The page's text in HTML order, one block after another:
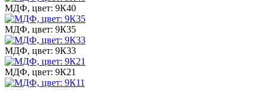
МДФ, цвет: 9К40
МДФ, цвет: 9К35
МДФ, цвет: 9К33
МДФ, цвет: 9К21